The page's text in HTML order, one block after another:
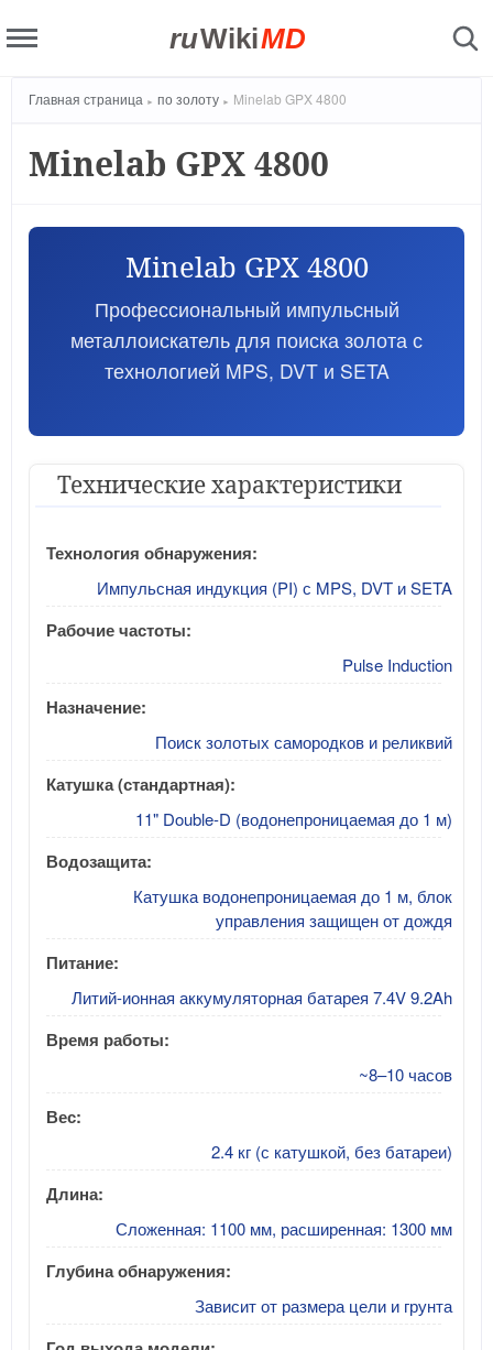
ruWikiMD
Главная страница по золоту Minelab GPX 4800
Minelab GPX 4800
Minelab GPX 4800
Профессиональный импульсный
металлоискатель для поиска золота с
технологией MPS, DVT и SETA
Технические характеристики
Технология обнаружения:
Импульсная индукция (PI) с MPS, DVT и SETA
Рабочие частоты:
Pulse Induction
Назначение:
Поиск золотых самородков и реликвий
Катушка (стандартная):
11" Double-D (водонепроницаемая до 1 м)
Водозащита:
Катушка водонепроницаемая до 1 м, блок
управления защищен от дождя
Питание:
Литий-ионная аккумуляторная батарея 7.4V 9.2Ah
Время работы:
~8–10 часов
Вес:
2.4 кг (с катушкой, без батареи)
Длина:
Сложенная: 1100 мм, расширенная: 1300 мм
Глубина обнаружения:
Зависит от размера цели и грунта